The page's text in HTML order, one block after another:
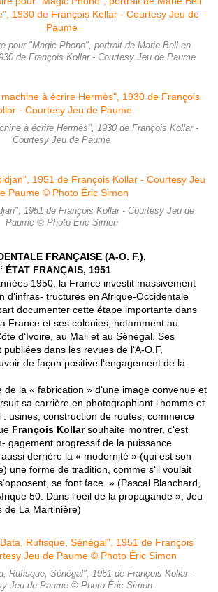
pour "Magic Phono", portrait de Marie Bell en
de François Kollar - Courtesy Jeu de Paume
à écrire Hermès", 1930 de François Kollar -
Courtesy Jeu de Paume
1951 de François Kollar - Courtesy Jeu de
Paume © Photo Éric Simon
FRANÇAISE (A-O. F.),
ÉTAT FRANÇAIS, 1951
1950, la France investit massivement
d‘infras- tructures en Afrique-Occidentale
documenter cette étape importante dans
France et ses colonies, notamment au
d‘Ivoire, au Mali et au Sénégal. Ses
dans les revues de l‘A-O.F,
de façon positive l‘engagement de la
de la « fabrication » d‘une image convenue et
sa carrière en photographiant l‘homme et
: usines, construction de routes, commerce
François Kollarsouhaite montrer, c‘est
gagement progressif de la puissance
derrière la « modernité » (qui est son
une forme de tradition, comme s‘il voulait
se font face. » (Pascal Blanchard,
50. Dans l‘oeil de la propagande », Jeu
de La Martinière)
Rufisque, Sénégal", 1951 de François Kollar -
Jeu de Paume © Photo Éric Simon